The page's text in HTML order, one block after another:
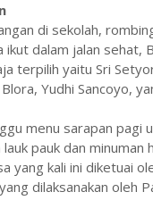
di sekolah,
dalam jalan sehat,
terpilih yaitu Sri
Yudhi Sancoyo,
menu sarapan
pauk dan
yang kali ini diketuai
dilaksanakan oleh